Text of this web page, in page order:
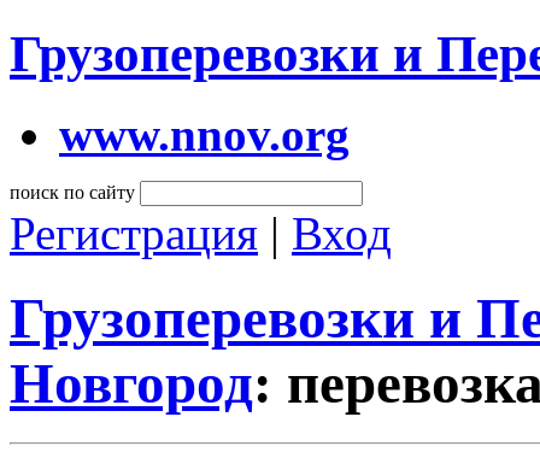
Грузоперевозки и
www.nnov.org
поиск по сайту
Регистрация | Вход
Грузоперевозки и
Новгород: